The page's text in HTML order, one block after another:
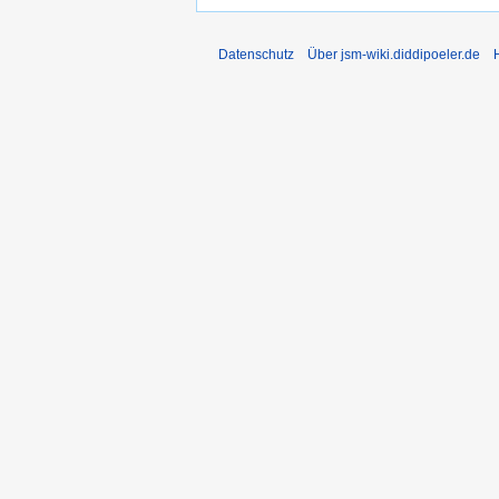
Datenschutz Über jsm-wiki.diddipoeler.de